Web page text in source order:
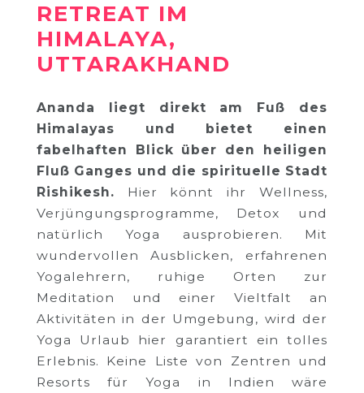
RETREAT IM
HIMALAYA,
UTTARAKHAND
Ananda liegt direkt am Fuß des
Himalayas und bietet einen
fabelhaften Blick über den heiligen
Fluß Ganges und die spirituelle Stadt
Rishikesh. Hier könnt ihr Wellness,
Verjüngungsprogramme, Detox und
natürlich Yoga ausprobieren. Mit
wundervollen Ausblicken, erfahrenen
Yogalehrern, ruhige Orten zur
Meditation und einer Vieltfalt an
Aktivitäten in der Umgebung, wird der
Yoga Urlaub hier garantiert ein tolles
Erlebnis. Keine Liste von Zentren und
Resorts für Yoga in Indien wäre